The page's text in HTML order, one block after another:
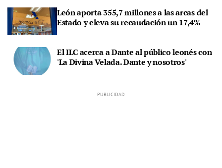
León aporta 355,7 millones a las arcas del
Estado y eleva su recaudación un 17,4%
El ILC acerca a Dante al público leonés con
'La Divina Velada. Dante y nosotros'